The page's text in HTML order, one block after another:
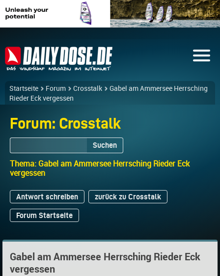
Startseite Forum Crosstalk
Gabel am Ammersee Herrsching
Rieder Eck vergessen
Forum: Crosstalk
Suchen
Thema: Gabel am Ammersee Herrsching Rieder Eck
vergessen
Antwort schreiben zurück zu Crosstalk
Forum Startseite
Gabel am Ammersee Herrsching Rieder Eck
vergessen